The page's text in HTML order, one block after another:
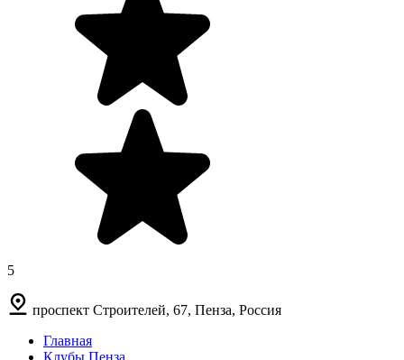
5
проспект Строителей, 67, Пенза, Россия
Главная
Клубы Пенза